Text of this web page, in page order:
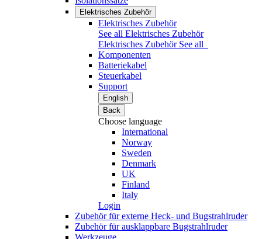
Elektrisches Zubehör
Elektrisches Zubehör
See all Elektrisches Zubehör
Elektrisches Zubehör See all
Komponenten
Batteriekabel
Steuerkabel
Support
English
Back
Choose language
International
Norway
Sweden
Denmark
UK
Finland
Italy
Login
Zubehör für externe Heck- und Bugstrahlruder
Zubehör für ausklappbare Bugstrahlruder
Werkzeuge